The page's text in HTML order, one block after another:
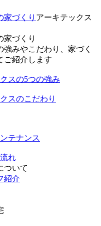
家づくり アーキテックス
家づくり
強みやこだわり、家づく
ご紹介します
スの5つの強み
スのこだわり
テナンス
れ
ついて
紹介